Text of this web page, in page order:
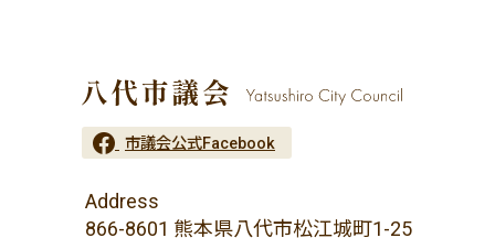
市議会公式Facebook
Address
866-8601 熊本県八代市松江城町1-25